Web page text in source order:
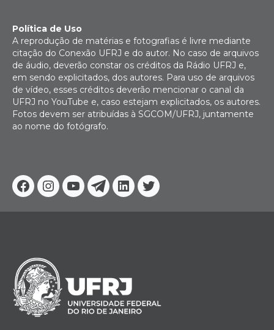
Facebook
Instagram
YoutubeTelegram
Linkedin
Twitter
Política de Uso
A reprodução de matérias e fotografias é livre mediante
citação do Conexão UFRJ e do autor. No caso de arquivos
de áudio, deverão constar os créditos da Rádio UFRJ e,
em sendo explicitados, dos autores. Para uso de arquivos
de vídeo, esses créditos deverão mencionar o canal da
UFRJ no YouTube e, caso estejam explicitados, os autores.
Fotos devem ser atribuídas à SGCOM/UFRJ, juntamente
ao nome do fotógrafo.